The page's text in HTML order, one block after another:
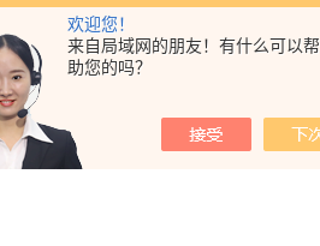
欢迎您！
来自局域网的朋友！有什么可以帮
助您的吗？